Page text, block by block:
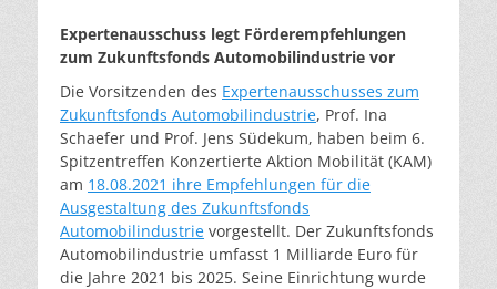
Expertenausschuss legt Förderempfehlungen
zum Zukunftsfonds Automobilindustrie vor
Die Vorsitzenden des Expertenausschusses zum
Zukunftsfonds Automobilindustrie, Prof. Ina
Schaefer und Prof. Jens Südekum, haben beim 6.
Spitzentreffen Konzertierte Aktion Mobilität (KAM)
am 18.08.2021 ihre Empfehlungen für die
Ausgestaltung des Zukunftsfonds
Automobilindustrie vorgestellt. Der Zukunftsfonds
Automobilindustrie umfasst 1 Milliarde Euro für
die Jahre 2021 bis 2025. Seine Einrichtung wurde